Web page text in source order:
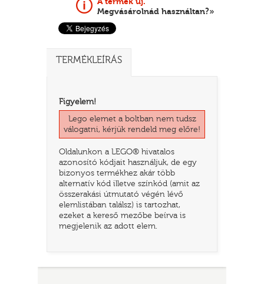
Megvásárolnád használtan?»
TERMÉKLEÍRÁS
Figyelem!
Lego elemet a boltban nem tudsz
válogatni, kérjük rendeld meg előre!
Oldalunkon a LEGO® hivatalos
azonosító kódjait használjuk, de egy
bizonyos termékhez akár több
alternatív kód illetve színkód (amit az
összerakási útmutató végén lévő
elemlistában találsz) is tartozhat,
ezeket a kereső mezőbe beírva is
megjelenik az adott elem.